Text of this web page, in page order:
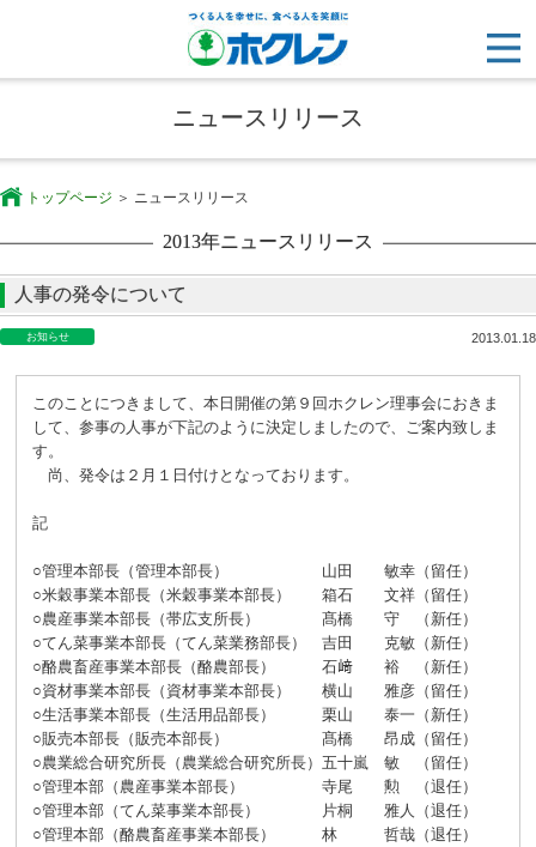
ニュースリリース
トップページ ニュースリリース
2013年ニュースリリース
人事の発令について
お知らせ 2013.01.18
このことにつきまして、本日開催の第９回ホクレン理事会におきま
して、参事の人事が下記のように決定しましたので、ご案内致しま
す。
尚、発令は２月１日付けとなっております。
記
○管理本部長（管理本部長）
山田 敏幸（留任）
○米穀事業本部長（米穀事業本部長）
箱石 文祥（留任）
○農産事業本部長（帯広支所長）
髙橋 守 （新任）
○てん菜事業本部長（てん菜業務部長）
吉田 克敏（新任）
○酪農畜産事業本部長（酪農部長）
石﨑 裕 （新任）
○資材事業本部長（資材事業本部長）
横山 雅彦（留任）
○生活事業本部長（生活用品部長）
栗山 泰一（新任）
○販売本部長（販売本部長）
髙橋 昂成（留任）
○農業総合研究所長（農業総合研究所長）五十嵐 敏 （留任）
○管理本部（農産事業本部長）
寺尾 勲 （退任）
○管理本部（てん菜事業本部長）
片桐 雅人（退任）
○管理本部（酪農畜産事業本部長）
林 哲哉（退任）